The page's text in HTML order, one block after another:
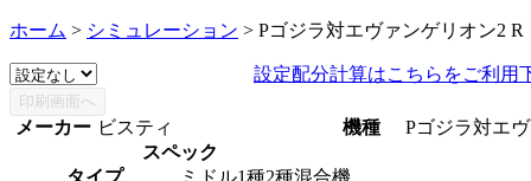
ホーム > シミュレーション > Pゴジラ対エヴァンゲリオン2 R
設定配分計算はこちらをご利用
メーカー ビスティ 機種
Pゴジラ対エ
スペック
タイプ
ミドル1種2種混合機